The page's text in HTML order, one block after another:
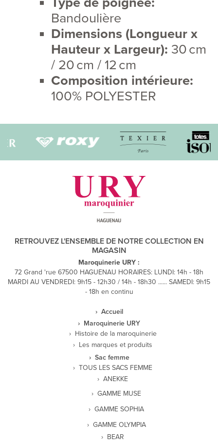
Bandoulière
Dimensions (Longueur x
Hauteur x Largeur): 30 cm
/ 20 cm / 12 cm
Composition intérieure:
100% POLYESTER
RETROUVEZ L'ENSEMBLE DE NOTRE COLLECTION EN
MAGASIN
Maroquinerie URY :
72 Grand 'rue 67500 HAGUENAU HORAIRES: LUNDI: 14h - 18h
MARDI AU VENDREDI: 9h15 - 12h30 / 14h - 18h30 ...... SAMEDI: 9h15
- 18h en continu
Accueil
Maroquinerie URY
Histoire de la maroquinerie
Les marques et produits
Sac femme
TOUS LES SACS FEMME
ANEKKE
GAMME MUSE
GAMME SOPHIA
GAMME OLYMPIA
BEAR